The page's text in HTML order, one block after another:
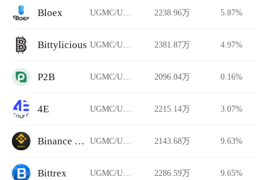
Bloex 2238.96万 5.87%
Bittylicious 2381.87万 4.97%
P2B 2096.04万 0.16%
4E 2215.14万 3.07%
Binance Jersey 2143.68万 9.63%
Bittrex 2286.59万 9.65%